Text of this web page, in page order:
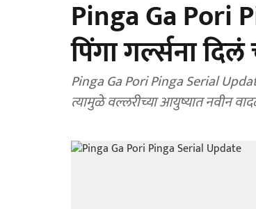
Pinga Ga Pori
पिंगा गर्ल्सना
Pinga Ga Pori Pinga Serial
त्यामुळे वल्लरीच्या आयुष्यात नवीन